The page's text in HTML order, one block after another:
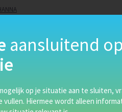
aansluitend
op je situatie aan te sluiten,
vullen. Hiermee wordt alleen